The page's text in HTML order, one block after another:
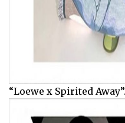
“Loewe x Spirited